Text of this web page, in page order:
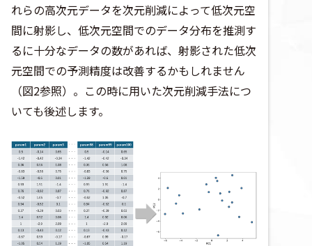
れらの高次元データを次元削減によって低次元空
間に射影し、低次元空間でのデータ分布を推測す
るに十分なデータの数があれば、射影された低次
元空間での予測精度は改善するかもしれません
（図2参照）。この時に用いた次元削減手法につ
いても後述します。